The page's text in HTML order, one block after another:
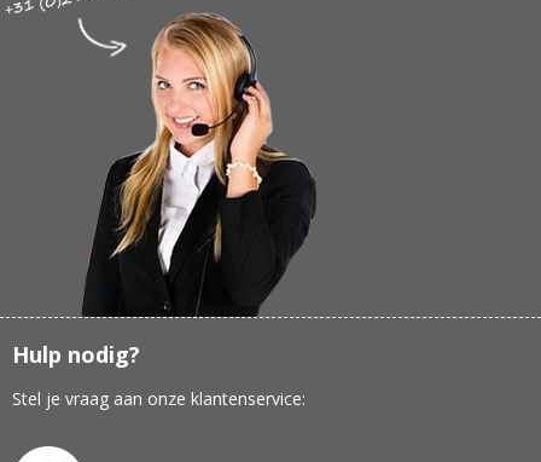
Hulp nodig?
Stel je vraag aan onze klantenservice: